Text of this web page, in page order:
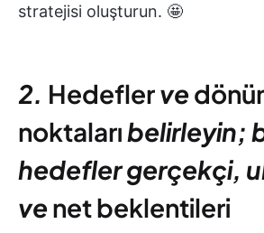
stratejisi oluşturun. 🤩
2. Hedeflerve
noktaları belirleyin;
hedefler gerçekçi,
venet beklentileri